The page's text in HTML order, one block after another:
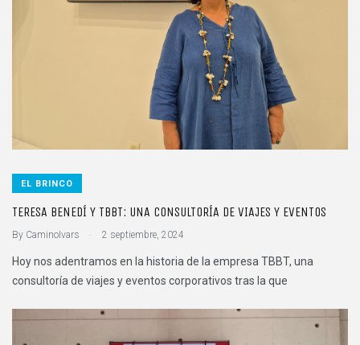
EL BRINCO
TERESA BENEDÍ Y TBBT: UNA CONSULTORÍA DE VIAJES Y EVENTOS
By CaminoIvars . 2 septiembre, 2024
Hoy nos adentramos en la historia de la empresa TBBT, una
consultoría de viajes y eventos corporativos tras la que